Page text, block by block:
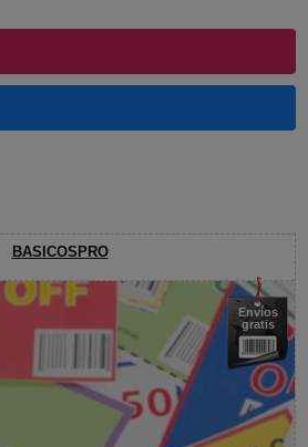
BASICOSPRO
Envíos
gratis